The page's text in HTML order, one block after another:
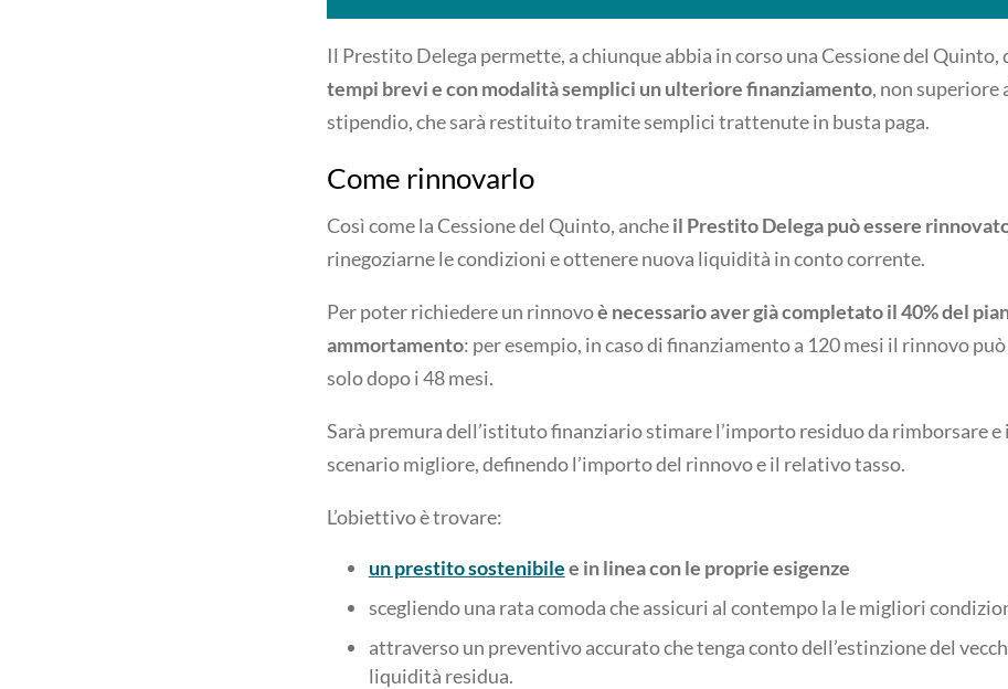
Il Prestito Delega permette, a chiunque abbia in corso una Cessione del Quinto,
tempi brevi e con modalità semplici un ulteriore finanziamento, non superiore
stipendio, che sarà restituito tramite semplici trattenute in busta paga.
Come rinnovarlo
Così come la Cessione del Quinto, ancheil Prestito Delega può essere
rinegoziarne le condizioni e ottenere nuova liquidità in conto corrente.
Per poter richiedere un rinnovoè necessario aver già completato il 40% del
ammortamento: per esempio, in caso di finanziamento a 120 mesi il rinnovo
solo dopo i 48 mesi.
Sarà premura dell’istituto finanziario stimare l’importo residuo da rimborsare
scenario migliore, definendo l’importo del rinnovo e il relativo tasso.
L’obiettivo è trovare:
un prestito sostenibilee in linea con le proprie esigenze
scegliendo una rata comoda che assicuri al contempo la le migliori
attraverso un preventivo accurato che tenga conto dell’estinzione del
liquidità residua.